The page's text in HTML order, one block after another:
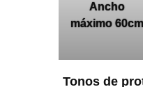
Ancho
máximo 60cm
Tonos de